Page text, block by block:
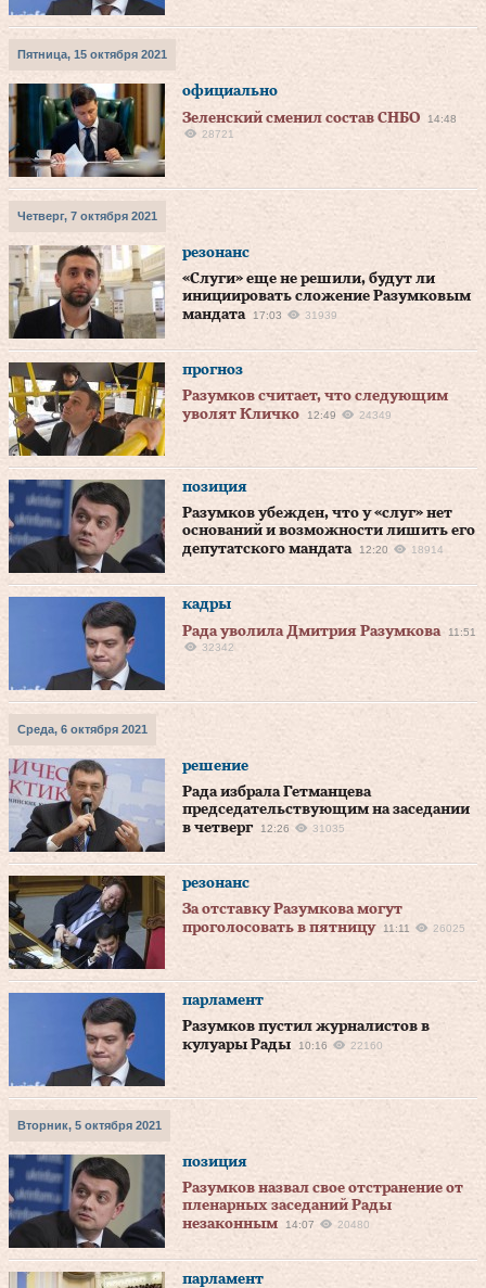
Пятница, 15 октября 2021
официально
Зеленский сменил состав СНБО
14:48
28721
Четверг, 7 октября 2021
резонанс
«Слуги» еще не решили, будут ли
инициировать сложение Разумковым
мандата
17:03 31939
прогноз
Разумков считает, что следующим
уволят Кличко
12:49 24349
позиция
Разумков убежден, что у «слуг» нет
оснований и возможности лишить его
депутатского мандата
12:20 18914
кадры
Рада уволила Дмитрия Разумкова
11:51
32342
Среда, 6 октября 2021
решение
Рада избрала Гетманцева
председательствующим на заседании
в четверг
12:26 31035
резонанс
За отставку Разумкова могут
проголосовать в пятницу
11:11 26025
парламент
Разумков пустил журналистов в
кулуары Рады
10:16 22160
Вторник, 5 октября 2021
позиция
Разумков назвал свое отстранение от
пленарных заседаний Рады
незаконным
14:07 20480
парламент